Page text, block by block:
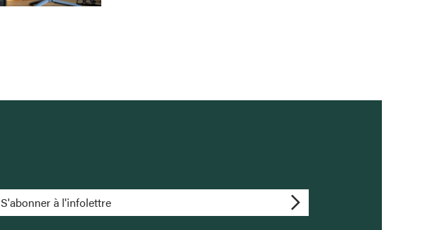
S'abonner à l'infolettre